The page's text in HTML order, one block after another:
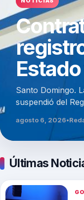
Santo Domingo.
suspendió del
agosto 6, 2026•
Últimas